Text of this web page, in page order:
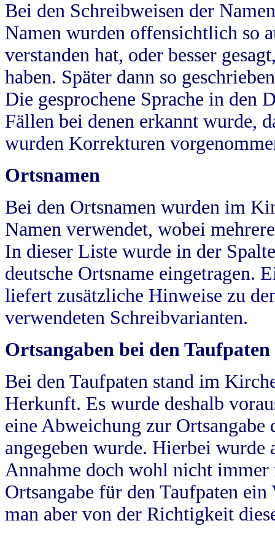
Bei den Schreibweisen der
Namen wurden offensichtlich so
verstanden hat, oder besser
haben. Später dann so
Die gesprochene Sprache in
Fällen bei denen erkannt wurde,
wurden Korrekturen
Ortsnamen
Bei den Ortsnamen wurden im
Namen verwendet, wobei
In dieser Liste wurde in der
deutsche Ortsname eingetragen.
liefert zusätzliche Hinweise zu
verwendeten Schreibvarianten.
Ortsangaben bei den Taufpaten
Bei den Taufpaten stand im
Herkunft. Es wurde deshalb
eine Abweichung zur
angegeben wurde. Hierbei wurde
Annahme doch wohl nicht
Ortsangabe für den Taufpaten
man aber von der Richtigkeit